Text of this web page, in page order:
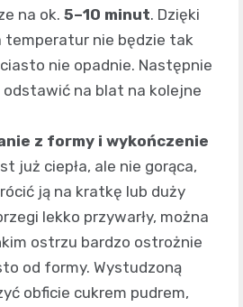
na ok. 5–10 minut. Dzięki
temperatur nie będzie tak
nie opadnie. Następnie
na blat na kolejne
z formy i wykończenie
już ciepła, ale nie gorąca,
ją na kratkę lub duży
lekko przywarły, można
ostrzu bardzo ostrożnie
od formy. Wystudzoną
obficie cukrem pudrem,